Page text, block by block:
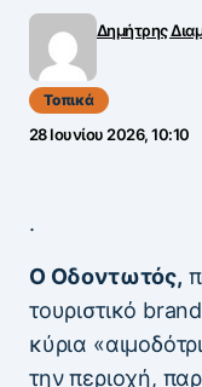
Δημήτρης
Τοπικά
28 Ιουνίου 2026, 10:10
.
Ο Οδοντωτός,
τουριστικό
κύρια
την περιοχή,